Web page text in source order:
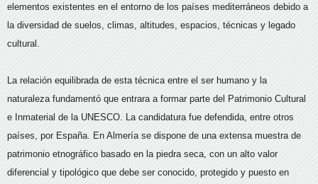
elementos existentes en el entorno de los países mediterráneos debido a
la diversidad de suelos, climas, altitudes, espacios, técnicas y legado
cultural.
La relación equilibrada de esta técnica entre el ser humano y la
naturaleza fundamentó que entrara a formar parte del Patrimonio Cultural
e Inmaterial de la UNESCO. La candidatura fue defendida, entre otros
países, por España. En Almería se dispone de una extensa muestra de
patrimonio etnográfico basado en la piedra seca, con un alto valor
diferencial y tipológico que debe ser conocido, protegido y puesto en